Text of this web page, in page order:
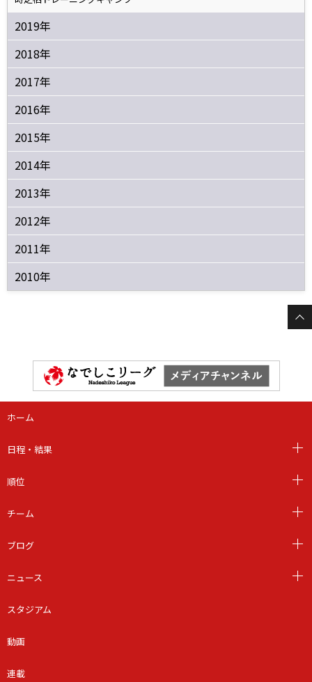
2019年
2018年
2017年
2016年
2015年
2014年
2013年
2012年
2011年
2010年
ホーム
日程・結果
順位
チーム
ブログ
ニュース
スタジアム
動画
連載